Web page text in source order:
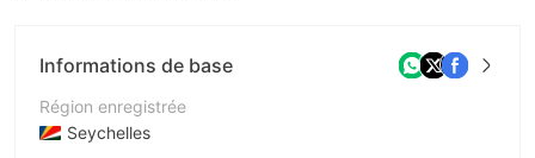
Informations de base
Région enregistrée
Seychelles